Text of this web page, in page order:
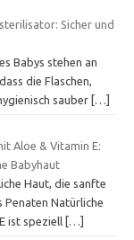
Sicher und
Babys stehen an
die Flaschen,
sauber […]
Aloe & Vitamin E:
Babyhaut
Haut, die sanfte
Natürliche
ist speziell […]